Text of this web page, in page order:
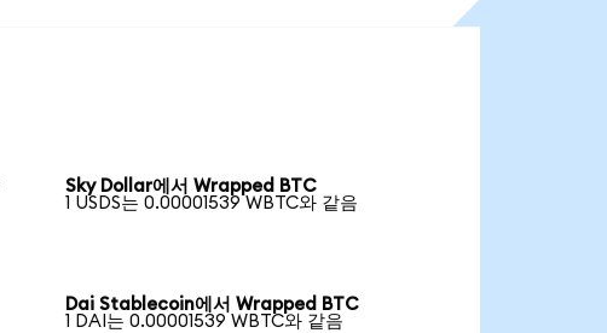
Sky Dollar에서 Wrapped BTC
1 USDS는 0.00001539 WBTC와 같음
Dai Stablecoin에서 Wrapped BTC
1 DAI는 0.00001539 WBTC와 같음